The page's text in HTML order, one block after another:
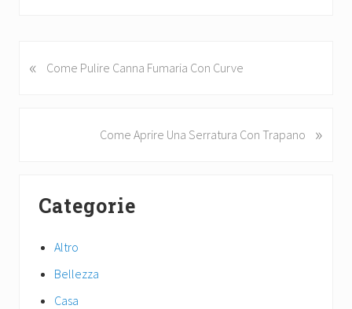
P
« Come Pulire Canna Fumaria Con Curve
Come Aprire Una Serratura Con Trapano »
Sidebar
Categorie
Altro
Bellezza
Casa